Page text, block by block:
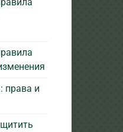
права и